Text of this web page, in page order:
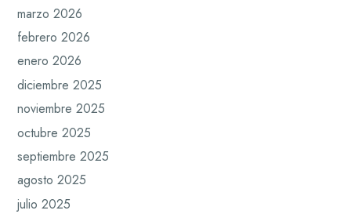
marzo 2026
febrero 2026
enero 2026
diciembre 2025
noviembre 2025
octubre 2025
septiembre 2025
agosto 2025
julio 2025